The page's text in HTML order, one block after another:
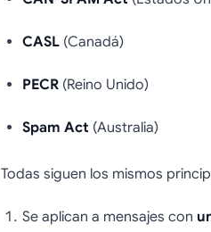
CASL(Canadá)
PECR(Reino Unido)
Spam Act (Australia)
Todas siguen los mismos
Se aplican a mensajes con